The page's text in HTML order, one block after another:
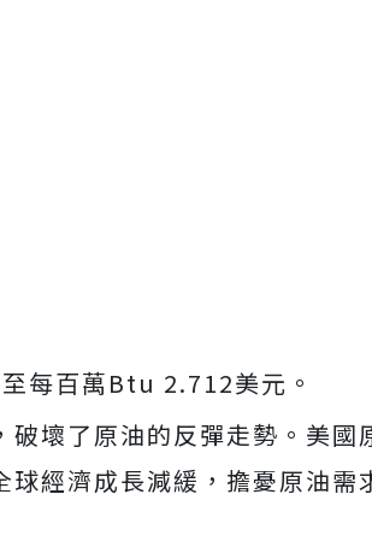
每百萬Btu 2.712美元。
壞了原油的反彈走勢。美國
經濟成長減緩，擔憂原油需